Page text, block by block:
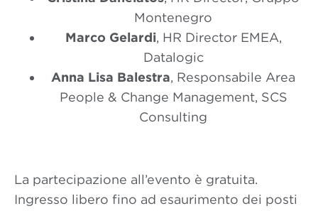
Montenegro
Marco Gelardi, HR Director EMEA,
Datalogic
Anna Lisa Balestra, Responsabile Area
People & Change Management, SCS
Consulting
La partecipazione all’evento è gratuita.
Ingresso libero fino ad esaurimento dei posti